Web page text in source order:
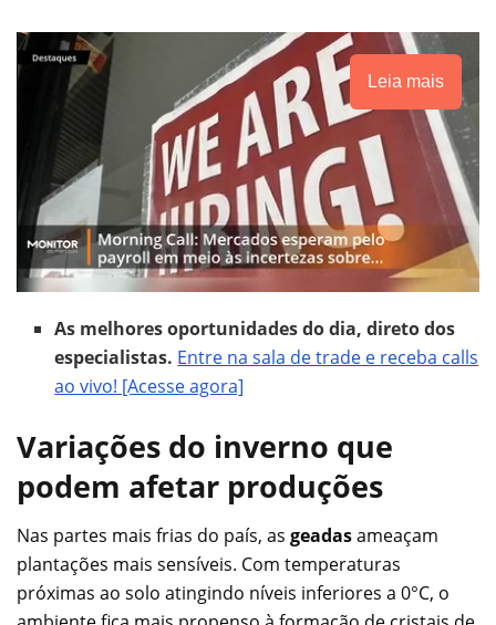
Leia mais
As melhores oportunidades do dia, direto dos
especialistas. Entre na sala de trade e receba calls
ao vivo! [Acesse agora]
Variações do inverno que
podem afetar produções
Nas partes mais frias do país, as geadasameaçam
plantações mais sensíveis. Com temperaturas
próximas ao solo atingindo níveis inferiores a 0°C, o